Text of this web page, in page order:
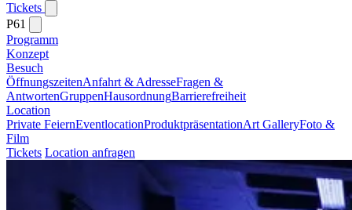
Tickets
P61
Programm
Konzept
Besuch
ÖffnungszeitenAnfahrt & AdresseFragen &
AntwortenGruppenHausordnungBarrierefreiheit
Location
Private FeiernEventlocationProduktpräsentationArt GalleryFoto &
Film
Tickets Location anfragen